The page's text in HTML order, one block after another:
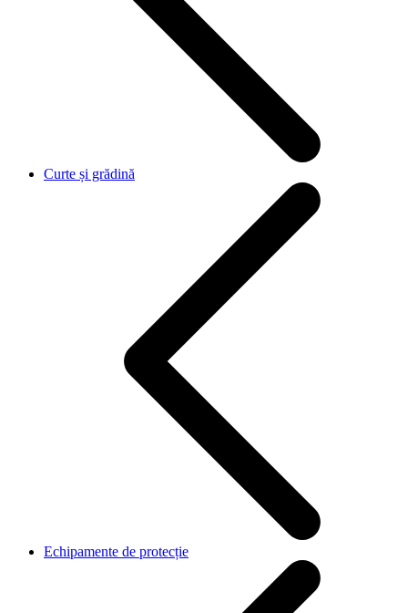
Curte și grădină
Echipamente de protecție